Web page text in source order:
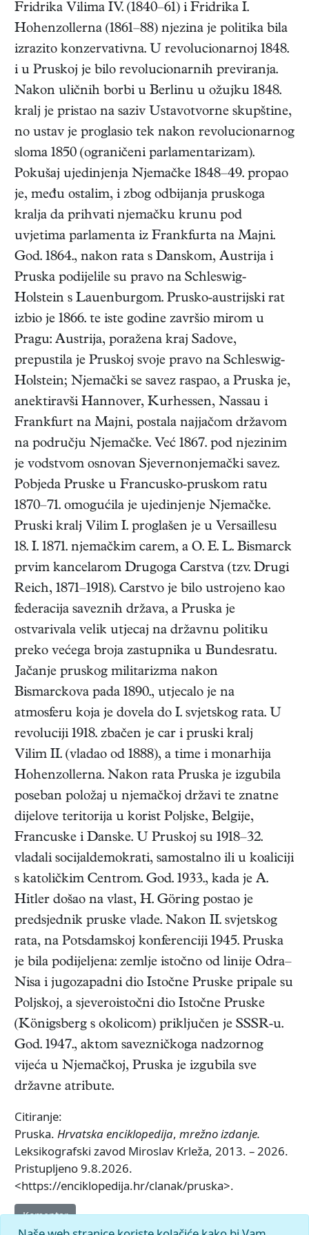
Fridrika Vilima IV. (1840–61) i Fridrika I.
Hohenzollerna (1861–88) njezina je politika bila
izrazito konzervativna. U revolucionarnoj 1848.
i u Pruskoj je bilo revolucionarnih previranja.
Nakon uličnih borbi u Berlinu u ožujku 1848.
kralj je pristao na saziv Ustavotvorne skupštine,
no ustav je proglasio tek nakon revolucionarnog
sloma 1850 (ograničeni parlamentarizam).
Pokušaj ujedinjenja Njemačke 1848–49. propao
je, među ostalim, i zbog odbijanja pruskoga
kralja da prihvati njemačku krunu pod
uvjetima parlamenta iz Frankfurta na Majni.
God. 1864., nakon rata s Danskom, Austrija i
Pruska podijelile su pravo na Schleswig-
Holstein s Lauenburgom. Prusko-austrijski rat
izbio je 1866. te iste godine završio mirom u
Pragu: Austrija, poražena kraj Sadove,
prepustila je Pruskoj svoje pravo na Schleswig-
Holstein; Njemački se savez raspao, a Pruska je,
anektiravši Hannover, Kurhessen, Nassau i
Frankfurt na Majni, postala najjačom državom
na području Njemačke. Već 1867. pod njezinim
je vodstvom osnovan Sjevernonjemački savez.
Pobjeda Pruske u Francusko-pruskom ratu
1870–71. omogućila je ujedinjenje Njemačke.
Pruski kralj Vilim I. proglašen je u Versaillesu
18. I. 1871. njemačkim carem, a O. E. L. Bismarck
prvim kancelarom Drugoga Carstva (tzv. Drugi
Reich, 1871–1918). Carstvo je bilo ustrojeno kao
federacija saveznih država, a Pruska je
ostvarivala velik utjecaj na državnu politiku
preko većega broja zastupnika u Bundesratu.
Jačanje pruskog militarizma nakon
Bismarckova pada 1890., utjecalo je na
atmosferu koja je dovela do I. svjetskog rata. U
revoluciji 1918. zbačen je car i pruski kralj
Vilim II. (vladao od 1888), a time i monarhija
Hohenzollerna. Nakon rata Pruska je izgubila
poseban položaj u njemačkoj državi te znatne
dijelove teritorija u korist Poljske, Belgije,
Francuske i Danske. U Pruskoj su 1918–32.
vladali socijaldemokrati, samostalno ili u koaliciji
s katoličkim Centrom. God. 1933., kada je A.
Hitler došao na vlast, H. Göring postao je
predsjednik pruske vlade. Nakon II. svjetskog
rata, na Potsdamskoj konferenciji 1945. Pruska
je bila podijeljena: zemlje istočno od linije Odra–
Nisa i jugozapadni dio Istočne Pruske pripale su
Poljskoj, a sjeveroistočni dio Istočne Pruske
(Königsberg s okolicom) priključen je SSSR-u.
God. 1947., aktom savezničkoga nadzornog
vijeća u Njemačkoj, Pruska je izgubila sve
državne atribute.
Citiranje:
Pruska. Hrvatska enciklopedija, mrežno izdanje.
Leksikografski zavod Miroslav Krleža, 2013. – 2026.
Pristupljeno 9.8.2026.
<https://enciklopedija.hr/clanak/pruska>.
Komentar